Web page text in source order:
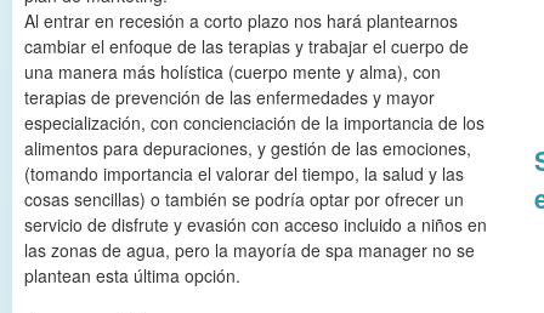
Al entrar en recesión a corto plazo nos hará plantearnos
cambiar el enfoque de las terapias y trabajar el cuerpo de
una manera más holística (cuerpo mente y alma), con
terapias de prevención de las enfermedades y mayor
especialización, con concienciación de la importancia de los
alimentos para depuraciones, y gestión de las emociones,
(tomando importancia el valorar del tiempo, la salud y las
cosas sencillas) o también se podría optar por ofrecer un
servicio de disfrute y evasión con acceso incluido a niños en
las zonas de agua, pero la mayoría de spa manager no se
plantean esta última opción.